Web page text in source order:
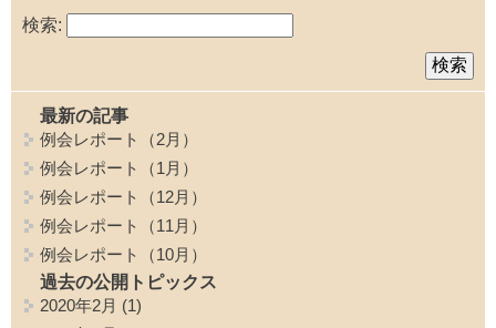
検索:
最新の記事
例会レポート（2月）
例会レポート（1月）
例会レポート（12月）
例会レポート（11月）
例会レポート（10月）
過去の公開トピックス
2020年2月 (1)